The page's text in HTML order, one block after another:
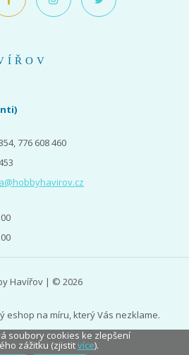
776 608 460
Havířov | © 2026
eshop na míru, který Vás nezklame.
soubory cookies ke zlepšení
zážitku (zjistitvíce).